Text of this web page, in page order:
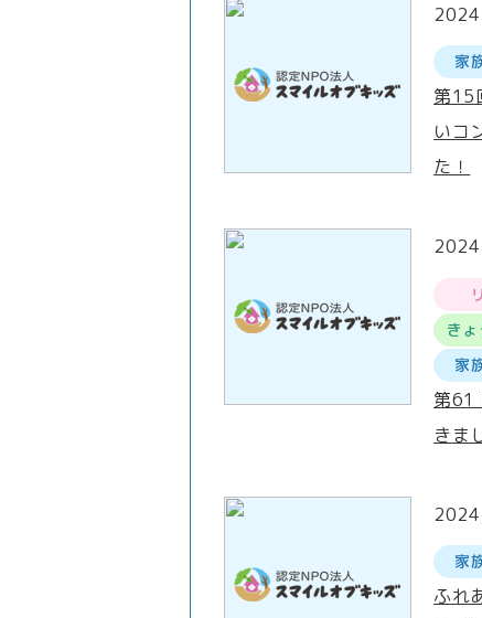
家
第15
いコ
た！
き
家
第61
きま
家
ふれ